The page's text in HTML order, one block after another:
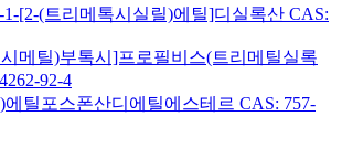
1-[2-(트리메톡시실릴)에틸]디실록산 CAS:
메틸)부톡시]프로필비스(트리메틸실록
92-4
틸포스폰산디에틸에스테르 CAS: 757-